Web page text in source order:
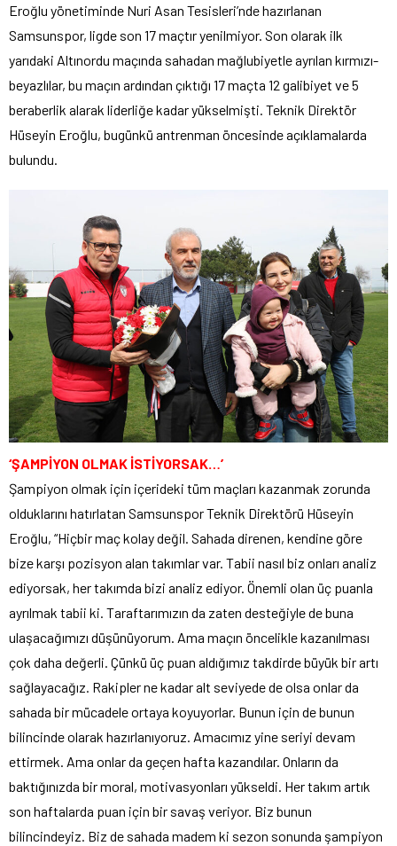
Eroğlu yönetiminde Nuri Asan Tesisleri’nde hazırlanan
Samsunspor, ligde son 17 maçtır yenilmiyor. Son olarak ilk
yarıdaki Altınordu maçında sahadan mağlubiyetle ayrılan kırmızı-
beyazlılar, bu maçın ardından çıktığı 17 maçta 12 galibiyet ve 5
beraberlik alarak liderliğe kadar yükselmişti. Teknik Direktör
Hüseyin Eroğlu, bugünkü antrenman öncesinde açıklamalarda
bulundu.
‘ŞAMPİYON OLMAK İSTİYORSAK…’
Şampiyon olmak için içerideki tüm maçları kazanmak zorunda
olduklarını hatırlatan Samsunspor Teknik Direktörü Hüseyin
Eroğlu, “Hiçbir maç kolay değil. Sahada direnen, kendine göre
bize karşı pozisyon alan takımlar var. Tabii nasıl biz onları analiz
ediyorsak, her takımda bizi analiz ediyor. Önemli olan üç puanla
ayrılmak tabii ki. Taraftarımızın da zaten desteğiyle de buna
ulaşacağımızı düşünüyorum. Ama maçın öncelikle kazanılması
çok daha değerli. Çünkü üç puan aldığımız takdirde büyük bir artı
sağlayacağız. Rakipler ne kadar alt seviyede de olsa onlar da
sahada bir mücadele ortaya koyuyorlar. Bunun için de bunun
bilincinde olarak hazırlanıyoruz. Amacımız yine seriyi devam
ettirmek. Ama onlar da geçen hafta kazandılar. Onların da
baktığınızda bir moral, motivasyonları yükseldi. Her takım artık
son haftalarda puan için bir savaş veriyor. Biz bunun
bilincindeyiz. Biz de sahada madem ki sezon sonunda şampiyon